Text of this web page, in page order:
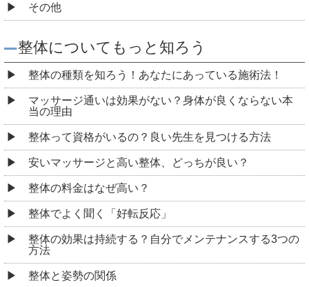
その他
整体についてもっと知ろう
整体の種類を知ろう！あなたにあっている施術法！
マッサージ通いは効果がない？身体が良くならない本
当の理由
整体って資格がいるの？良い先生を見つける方法
安いマッサージと高い整体、どっちが良い？
整体の料金はなぜ高い？
整体でよく聞く「好転反応」
整体の効果は持続する？自分でメンテナンスする3つの
方法
整体と姿勢の関係